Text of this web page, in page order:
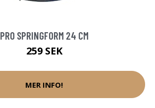
PRO SPRINGFORM 24 CM
259 SEK
MER INFO!